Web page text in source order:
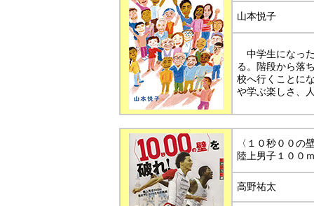
山本悦子
中学生になっ
る。階段から落
校へ行くことに
や学ぶ楽しさ、
〈１０秒００
陸上男子１００
高野祐太